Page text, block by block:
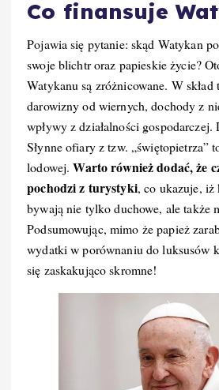
Co finansuje
Pojawia się pytanie: skąd Watykan
swoje blichtr oraz papieskie życie?
Watykanu są zróżnicowane. W skład
darowizny od wiernych, dochody z
wpływy z działalności gospodarczej.
Słynne ofiary z tzw. „świętopietrza”
lodowej.Warto również dodać, że
pochodzi z turystyki, co ukazuje, iż
bywają nie tylko duchowe, ale także
Podsumowując, mimo że papież
wydatki w porównaniu do luksusów
się zaskakująco skromne!